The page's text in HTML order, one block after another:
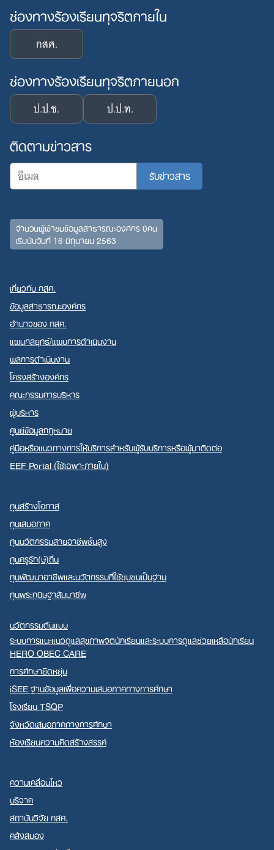
Search
for:
ช่องทางร้องเรียนทุจริตภายใน
กสศ.
ช่องทางร้องเรียนทุจริตภายนอก
ป.ป.ช. ป.ป.ท.
ติดตามข่าวสาร
จำนวนผู้เข้าชมข้อมูลสาธารณะองค์กร 0คน
เริ่มนับวันที่ 16 มิถุนายน 2563
เกี่ยวกับ กสศ.
ข้อมูลสาธารณะองค์กร
อำนาจของ กสศ.
แผนกลยุทธ์/แผนการดำเนินงาน
ผลการดำเนินงาน
โครงสร้างองค์กร
คณะกรรมการบริหาร
ผู้บริหาร
ศูนย์ข้อมูลกฎหมาย
คู่มือหรือแนวทางการให้บริการสำหรับผู้รับบริการหรือผู้มาติดต่อ
EEF Portal (ใช้เฉพาะภายใน)
ทุนสร้างโอกาส
ทุนเสมอภาค
ทุนนวัตกรรมสายอาชีพชั้นสูง
ทุนครูรัก(ษ์)ถิ่น
ทุนพัฒนาอาชีพและนวัตกรรมที่ใช้ชุมชนเป็นฐาน
ทุนพระกนิษฐาสัมมาชีพ
นวัตกรรมต้นแบบ
ระบบการแนะแนวดูแลสุขภาพจิตนักเรียนและระบบการดูแลช่วยเหลือนักเรียน
HERO OBEC CARE
การศึกษายืดหยุ่น
iSEE ฐานข้อมูลเพื่อความเสมอภาคทางการศึกษา
โรงเรียน TSQP
จังหวัดเสมอภาคทางการศึกษา
ห้องเรียนความคิดสร้างสรรค์
ความเคลื่อนไหว
บริจาค
สถาบันวิจัย กสศ.
คลังสมอง